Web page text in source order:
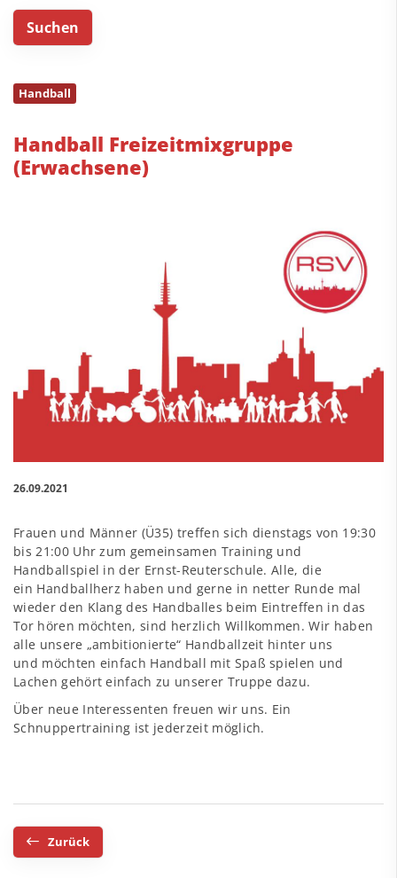
Handball
Handball Freizeitmixgruppe
(Erwachsene)
26.09.2021
Frauen und Männer (Ü35) treffen sich dienstags von 19:30
bis 21:00 Uhr zum gemeinsamen Training und
Handballspiel in der Ernst-Reuterschule. Alle, die
ein Handballherz haben und gerne in netter Runde mal
wieder den Klang des Handballes beim Eintreffen in das
Tor hören möchten, sind herzlich Willkommen. Wir haben
alle unsere „ambitionierte“ Handballzeit hinter uns
und möchten einfach Handball mit Spaß spielen und
Lachen gehört einfach zu unserer Truppe dazu.
Über neue Interessenten freuen wir uns. Ein
Schnuppertraining ist jederzeit möglich.
Zurück